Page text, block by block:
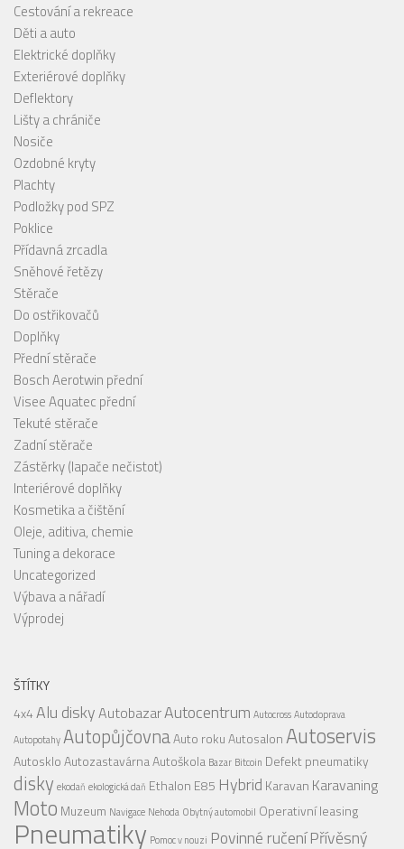
Cestování a rekreace
Děti a auto
Elektrické doplňky
Exteriérové doplňky
Deflektory
Lišty a chrániče
Nosiče
Ozdobné kryty
Plachty
Podložky pod SPZ
Poklice
Přídavná zrcadla
Sněhové řetězy
Stěrače
Do ostřikovačů
Doplňky
Přední stěrače
Bosch Aerotwin přední
Visee Aquatec přední
Tekuté stěrače
Zadní stěrače
Zástěrky (lapače nečistot)
Interiérové doplňky
Kosmetika a čištění
Oleje, aditiva, chemie
Tuning a dekorace
Uncategorized
Výbava a nářadí
Výprodej
ŠTÍTKY
4x4Alu diskyAutobazarAutocentrum AutocrossAutodoprava
AutopotahyAutopůjčovnaAuto rokuAutosalonAutoservis
AutoskloAutozastavárnaAutoškola Bazar Bitcoin Defekt pneumatiky
disky ekodaň ekologická daň Ethalon E85 Hybrid Karavan Karavaning
Moto Muzeum Navigace Nehoda Obytný automobil Operativní leasing
Pneumatiky Pomoc v nouzi Povinné ručeníPřívěsný